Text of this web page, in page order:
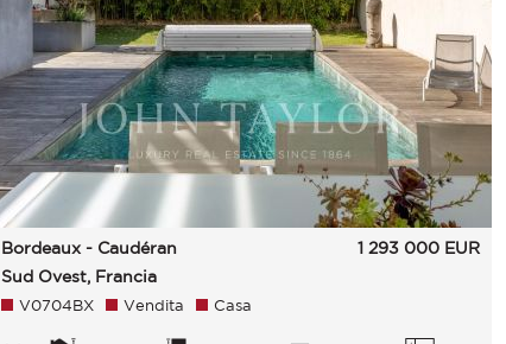
Bordeaux - Caudéran
Sud Ovest, Francia
1 293 000 EUR
V0704BX Vendita Casa